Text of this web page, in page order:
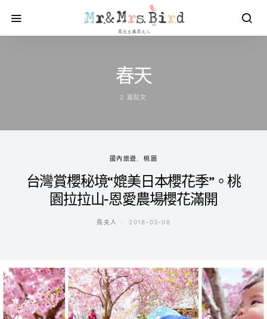
春天
2 篇貼文
國內旅遊 桃園
台灣賞櫻秘境“媲美日本櫻花季”。桃
園拉拉山-恩愛農場櫻花滿開
鳥夫人 2018-03-08